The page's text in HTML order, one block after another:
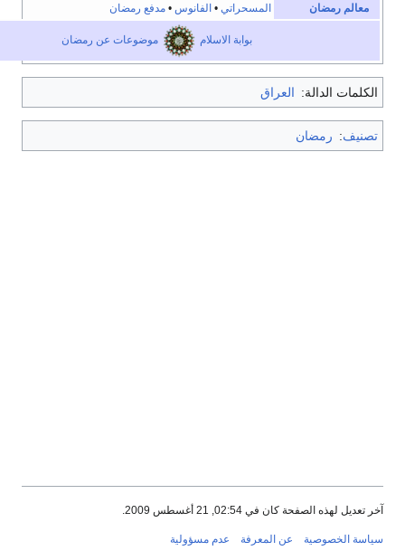
المسحراتي الفانوس•مدفع رمضان
موضوعات عن رمضان
الدالة: العراق
رمضان
كان في 02:54, 21 أغسطس 2009.
عن المعرفة عدم مسؤولية